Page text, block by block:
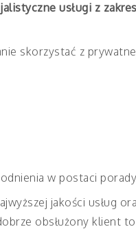
usługi z
skorzystać z
w postaci
jakości usług
obsłużony klient